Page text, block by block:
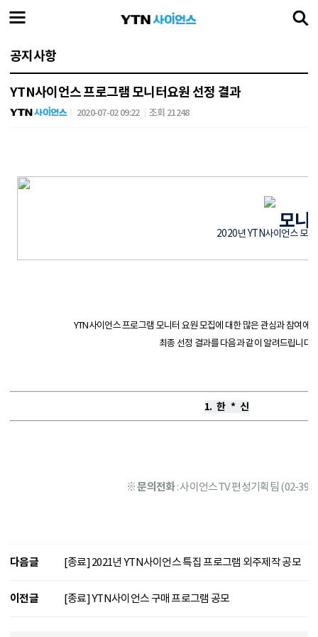
공지사항
YTN사이언스 프로그램 모니터요원 선정 결과
2020-07-02 09:22 조회 21248
모니
2020년 YTN사이언스 모니
YTN사이언스 프로그램 모니터 요원 모집에 대한 많은 관심과 참여에
최종 선정 결과를 다음과 같이 알려드립니다.
1. 한 * 신
※문의전화: 사이언스TV 편성기획팀 (02-
다음글 [종료] 2021년 YTN사이언스 특집 프로그램 외주제작 공모
이전글 [종료] YTN사이언스 구매 프로그램 공모